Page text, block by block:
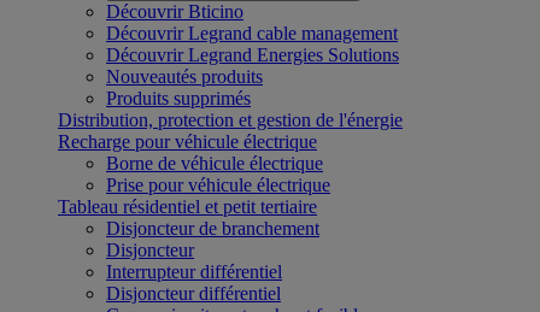
Découvrir Bticino
Découvrir Legrand cable management
Découvrir Legrand Energies Solutions
Nouveautés produits
Produits supprimés
Distribution, protection et gestion de l'énergie
Recharge pour véhicule électrique
Borne de véhicule électrique
Prise pour véhicule électrique
Tableau résidentiel et petit tertiaire
Disjoncteur de branchement
Disjoncteur
Interrupteur différentiel
Disjoncteur différentiel